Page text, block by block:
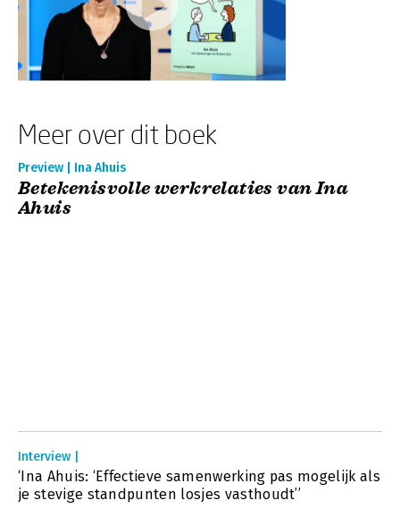
Meer over dit boek
Preview | Ina Ahuis
Betekenisvolle werkrelaties van Ina
Ahuis
Interview |
‘Ina Ahuis: ‘Effectieve samenwerking pas mogelijk als
je stevige standpunten losjes vasthoudt’’